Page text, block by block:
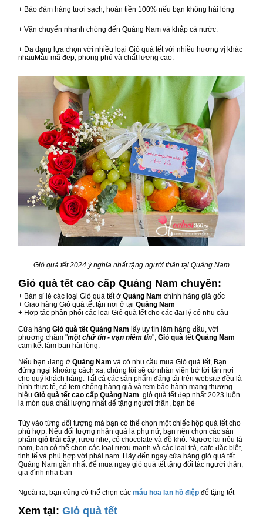
+ Bảo đảm hàng tươi sạch, hoàn tiền 100% nếu bạn không hài lòng
+ Vận chuyển nhanh chóng đến Quảng Nam và khắp cả nước.
+ Đa dạng lựa chọn với nhiều loại Giỏ quà tết với nhiều hương vị khác
nhauMẫu mã đẹp, phong phú và chất lượng cao.
Giỏ quà tết 2024 ý nghĩa nhất tặng người thân tại Quảng Nam
Giỏ quà tết cao cấp Quảng Nam chuyên:
+ Bán sỉ lẻ các loại Giỏ quà tết ở Quảng Nam chính hãng giá gốc
+ Giao hàng Giỏ quà tết tận nơi ở tại Quảng Nam
+ Hợp tác phân phối các loại Giỏ quà tết cho các đại lý có nhu cầu
Cửa hàng Giỏ quà tết Quảng Nam lấy uy tín làm hàng đầu, với
phương châm "một chữ tín - vạn niềm tin", Giỏ quà tết Quảng Nam
cam kết làm bạn hài lòng.
Nếu bạn đang ở Quảng Nam và có nhu cầu mua Giỏ quà tết, Bạn
đừng ngại khoảng cách xa, chúng tôi sẽ cử nhân viên trở tới tận nơi
cho quý khách hàng. Tất cả các sản phẩm đăng tải trên website đều là
hình thực tế, có tem chống hàng giả và tem bảo hành mang thương
hiệu Giỏ quà tết cao cấp Quảng Nam. giỏ quà tết đẹp nhất 2023 luôn
là món quà chất lượng nhất để tặng người thân, bạn bè
Tùy vào từng đối tượng mà bạn có thể chọn một chiếc hộp quà tết cho
phù hợp. Nếu đối tượng nhận quà là phụ nữ, bạn nên chọn các sản
phẩm giỏ trái cây, rượu nhẹ, có chocolate và đồ khô. Ngược lại nếu là
nam, bạn có thể chọn các loại rượu mạnh và các loại trà, cafe đặc biệt,
tinh tế và phù hợp với phái nam. Hãy đến ngay cửa hàng giỏ quà tết
Quảng Nam gần nhất để mua ngay giỏ quà tết tặng đối tác người thân,
gia đình nha bạn
Ngoài ra, bạn cũng có thể chọn các mẫu hoa lan hồ điệp để tặng tết
Xem tại: Giỏ quà tết